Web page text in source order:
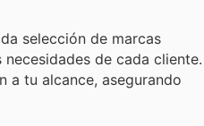
selección de marcas
de cada cliente.
a tu alcance, asegurando